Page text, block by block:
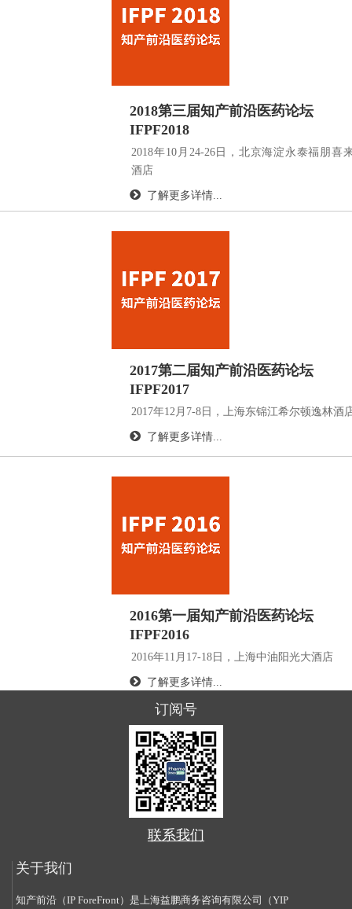
2018第三届知产前沿医药论坛
IFPF2018
2018年10月24-26日，北京海淀永泰福朋喜
酒店
了解更多详情...
2017第二届知产前沿医药论坛
IFPF2017
2017年12月7-8日，上海东锦江希尔顿逸林酒
了解更多详情...
2016第一届知产前沿医药论坛
IFPF2016
2016年11月17-18日，上海中油阳光大酒店
了解更多详情...
订阅号
联系我们
关于我们
知产前沿（IP ForeFront）是上海益鹏商务咨询有限公司（YIP